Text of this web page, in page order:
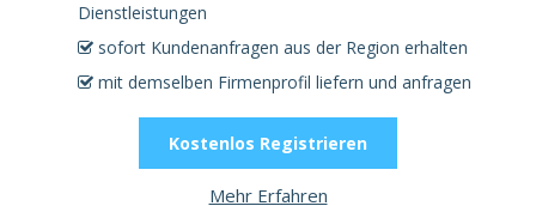
Dienstleistungen
sofort Kundenanfragen aus der Region erhalten
mit demselben Firmenprofil liefern und anfragen
Kostenlos Registrieren
Mehr Erfahren